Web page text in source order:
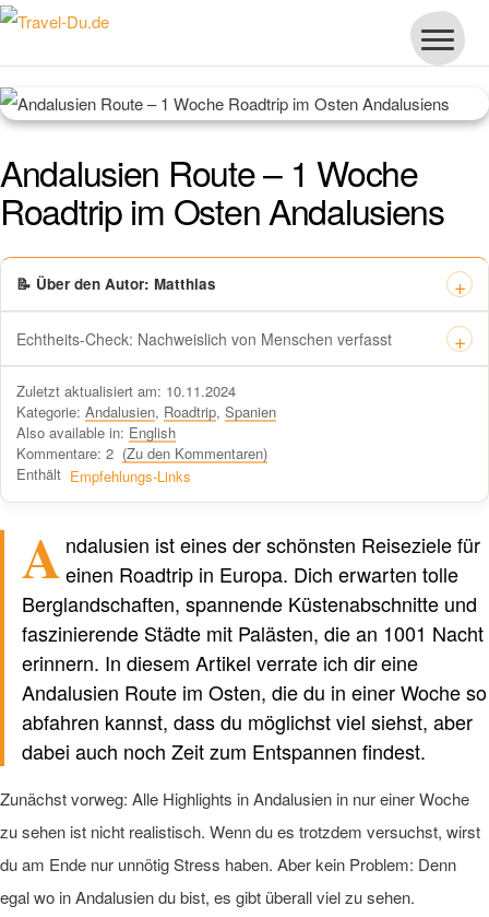
Andalusien Route – 1 Woche
Roadtrip im Osten Andalusiens
📝 Über den Autor: Matthias
Echtheits-Check: Nachweislich von Menschen verfasst
https://travel-du.de von Winston AI geprüft wurde und die Inhalte von
menschlichen Autoren ohne KI-Tools verfasst wurden.
nicht von KI
Zuletzt aktualisiert am: 10.11.2024
Kategorie: Andalusien, Roadtrip, Spanien
Also available in: English
Kommentare: 2 (Zu den Kommentaren)
Enthält Empfehlungs-Links
A ndalusien ist eines der schönsten Reiseziele für
einen Roadtrip in Europa. Dich erwarten tolle
Berglandschaften, spannende Küstenabschnitte und
faszinierende Städte mit Palästen, die an 1001 Nacht
erinnern. In diesem Artikel verrate ich dir eine
Andalusien Route im Osten, die du in einer Woche so
abfahren kannst, dass du möglichst viel siehst, aber
dabei auch noch Zeit zum Entspannen findest.
Zunächst vorweg: Alle Highlights in Andalusien in nur einer Woche
zu sehen ist nicht realistisch. Wenn du es trotzdem versuchst, wirst
du am Ende nur unnötig Stress haben. Aber kein Problem: Denn
egal wo in Andalusien du bist, es gibt überall viel zu sehen.